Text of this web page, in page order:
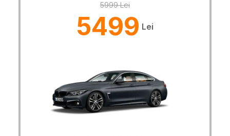
5999 Lei
5499 Lei